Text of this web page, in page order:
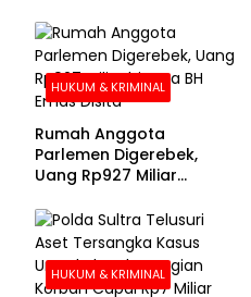
Buronan Segera
Menyerahkan Diri
HUKUM & KRIMINAL
Rumah Anggota
Parlemen Digerebek,
Uang Rp927 Miliar
HUKUM & KRIMINAL